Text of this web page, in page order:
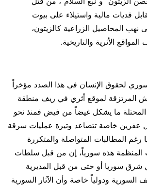
فديات مالية واستيلاء على بيوت
نهب المحاصيل الزراعية كالزيتون،
الأثرية والتاريخية.
لحقوق الإنسان في هذا الصدد مؤخراً
المرتزقة لموقع أثري في ريف منطقة
ما يشكل غيضاً من فيض فمنذ نحو
عفرين خاصة تتصاعد وتيرة عمليات سرقة
رغم المطالبات المتواصلة والمتكررة
المنظمة هذه سورياً، إن من قبل سلطات
شرق سوريا أو حتى من قبل المديرية
السورية ودولياً خاصة وأن الآثار السورية